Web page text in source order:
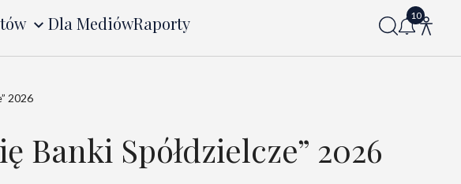
Dla MediówRaporty
2026
Banki Spółdzielcze” 2026